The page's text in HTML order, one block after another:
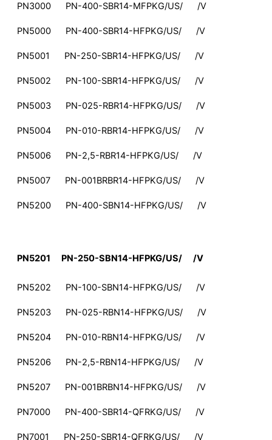
PN3000 PN-400-SBR14-MFPKG/US/ /V
PN5000 PN-400-SBR14-HFPKG/US/ /V
PN5001 PN-250-SBR14-HFPKG/US/ /V
PN5002 PN-100-SBR14-HFPKG/US/ /V
PN5003 PN-025-RBR14-HFPKG/US/ /V
PN5004 PN-010-RBR14-HFPKG/US/ /V
PN5006 PN-2,5-RBR14-HFPKG/US/ /V
PN5007 PN-001BRBR14-HFPKG/US/ /V
PN5200 PN-400-SBN14-HFPKG/US/ /V
PN5201 PN-250-SBN14-HFPKG/US/ /V
PN5202 PN-100-SBN14-HFPKG/US/ /V
PN5203 PN-025-RBN14-HFPKG/US/ /V
PN5204 PN-010-RBN14-HFPKG/US/ /V
PN5206 PN-2,5-RBN14-HFPKG/US/ /V
PN5207 PN-001BRBN14-HFPKG/US/ /V
PN7000 PN-400-SBR14-QFRKG/US/ /V
PN7001 PN-250-SBR14-QFRKG/US/ /V